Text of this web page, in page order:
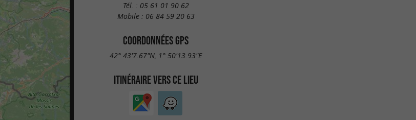
Tél. : 05 61 01 90 62
Mobile : 06 84 59 20 63
COORDONNÉES GPS
42° 43'7.67"N, 1° 50'13.93"E
ITINÉRAIRE VERS CE LIEU